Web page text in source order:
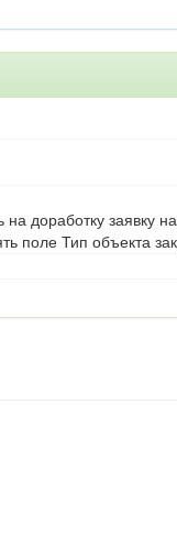
доработку заявку
поле Тип объекта